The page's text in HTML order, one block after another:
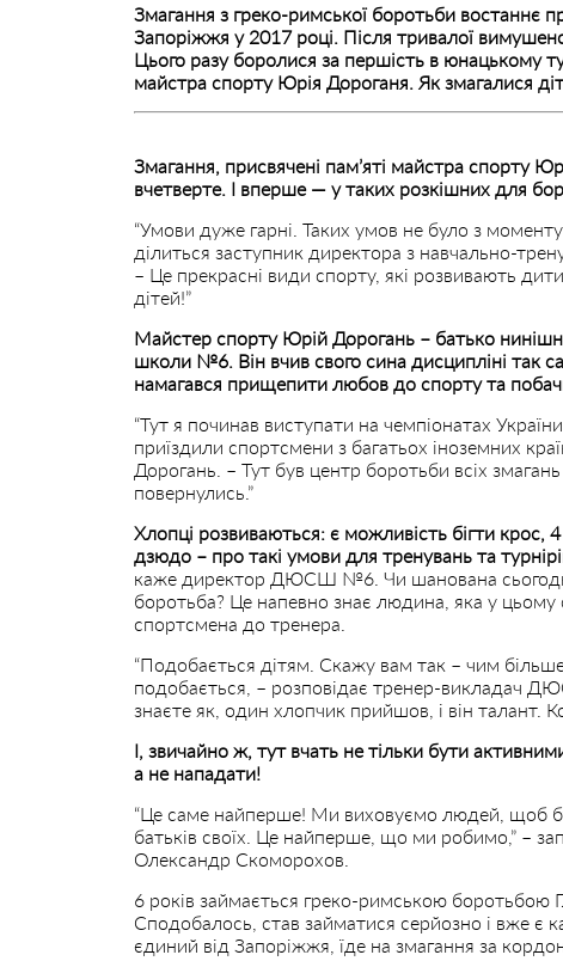
Змагання з греко-римської боротьби востаннє
Запоріжжя у 2017 році. Після тривалої
Цього разу боролися за першість в юнацькому
майстра спорту Юрія Дороганя. Як змагалися
Змагання, присвячені пам’яті майстра спорту
вчетверте. І вперше — у таких розкішних для
“Умови дуже гарні. Таких умов не було з
ділиться заступник директора з навчально-
– Це прекрасні види спорту, які розвивають
дітей!”
Майстер спорту Юрій Дорогань – батько
школи №6. Він вчив свого сина дисципліні так
намагався прищепити любов до спорту та
“Тут я починав виступати на чемпіонатах
приїздили спортсмени з багатьох іноземних
Дорогань. – Тут був центр боротьби всіх
повернулись.”
Хлопці розвиваються: є можливість бігти крос,
дзюдо – про такі умови для тренувань та
каже директор ДЮСШ №6. Чи шанована
боротьба? Це напевно знає людина, яка у
спортсмена до тренера.
“Подобається дітям. Скажу вам так – чим
подобається, – розповідає тренер-викладач
знаєте як, один хлопчик прийшов, і він талант.
І, звичайно ж, тут вчать не тільки бути
а не нападати!
“Це саме найперше! Ми виховуємо людей, щоб
батьків своїх. Це найперше, що ми робимо,” –
Олександр Скоморохов.
6 років займається греко-римською боротьбою
Сподобалось, став займатися серйозно і вже є
єдиний від Запоріжжя, їде на змагання за